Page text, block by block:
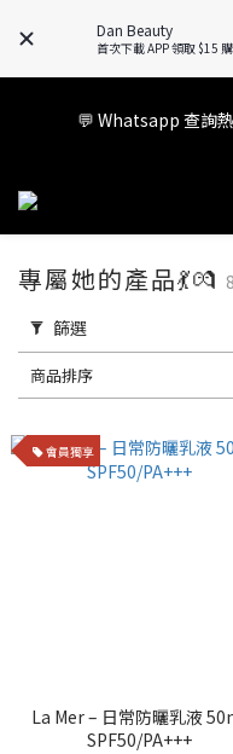
Dan Beauty
首次下載 APP 領取 $15
💬 Whatsapp 查詢
會員權益升級中✨
專屬她的產品💃💏
篩選
商品排序
會員獨享
La Mer – 日常防曬乳液
SPF50/PA+++